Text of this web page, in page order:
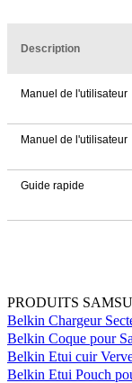
Description
Manuel de l'utilisateur
Manuel de l'utilisateur
Guide rapide
PRODUITS
Belkin Chargeur
Belkin Coque pour
Belkin Etui cuir
Belkin Etui Pouch